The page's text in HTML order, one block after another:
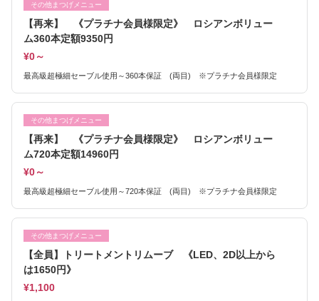
その他まつげメニュー
【再来】 《プラチナ会員様限定》 ロシアンボリュー
ム360本定額9350円
¥0～
最高級超極細セーブル使用～360本保証 (両目) ※プラチナ会員様限定
その他まつげメニュー
【再来】 《プラチナ会員様限定》 ロシアンボリュー
ム720本定額14960円
¥0～
最高級超極細セーブル使用～720本保証 (両目) ※プラチナ会員様限定
その他まつげメニュー
【全員】トリートメントリムーブ 《LED、2D以上から
は1650円》
¥1,100